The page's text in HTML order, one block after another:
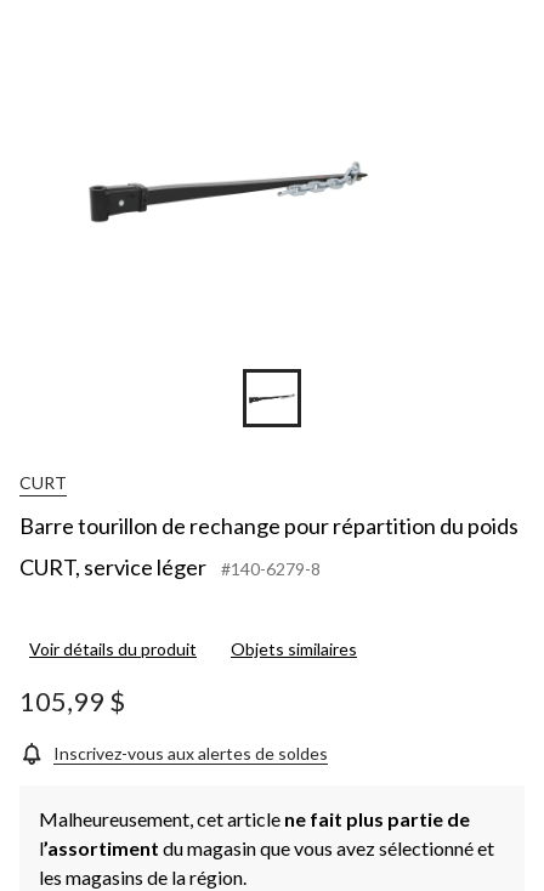
CURT
Barre tourillon de rechange pour répartition du poids
CURT, service léger
#140-6279-8
Voir détails du produit Objets similaires
105,99 $
Inscrivez-vous aux alertes de soldes
Malheureusement, cet article ne fait plus partie de
l’assortiment du magasin que vous avez sélectionné et
les magasins de la région.